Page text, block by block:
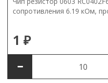
сопротивления 6.19 кОм,
1 ₽